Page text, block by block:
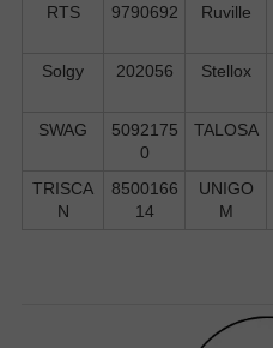
RTS
9790692 Ruville
Solgy
202056 Stellox
SWAG
5092175
0
TALOSA
TRISCA
N
8500166
14
UNIGO
M